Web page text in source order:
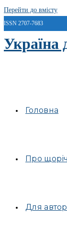
Перейти до вмісту
ISSN 2707-7683
Україна
Головна
Про
Для